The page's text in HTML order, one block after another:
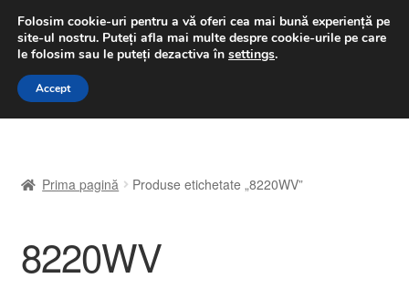
LIVRARE de la 33 lei
luni-vineri 9 a.m. - 4 p.m.031 229 6816
Sari
Sari
A lua legatura
Contul meu
Prima pagină Produse etichetate „8220WV”
8220WV
Folosim cookie-uri pentru a vă oferi cea mai bună experiență pe
site-ul nostru. Puteți afla mai multe despre cookie-urile pe care
le folosim sau le puteți dezactiva în settings.
Accept